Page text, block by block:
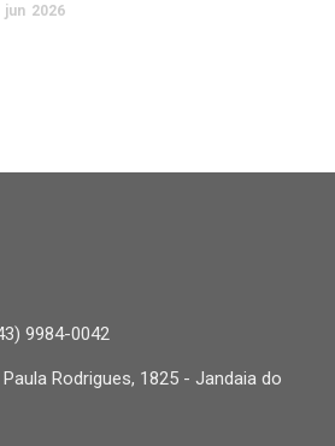
jun 2026
9984-0042
Rodrigues, 1825 - Jandaia do